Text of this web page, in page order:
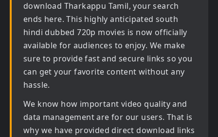
download Tharkappu Tamil, your search
ends here. This highly anticipated south
hindi dubbed 720p movies is now officially
available for audiences to enjoy. We make
sure to provide fast and secure links so you
can get your favorite content without any
hassle.
We know how important video quality and
data management are for our users. That is
why we have provided direct download links